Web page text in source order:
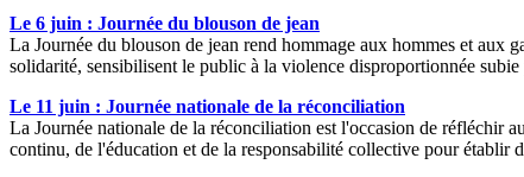
Le 6 juin : Journée du blouson de jean
La Journée du blouson de jean rend hommage aux hommes et aux
solidarité, sensibilisent le public à la violence disproportionnée
Le 11 juin : Journée nationale de la réconciliation
La Journée nationale de la réconciliation est l'occasion de réfléchir
continu, de l'éducation et de la responsabilité collective pour établir